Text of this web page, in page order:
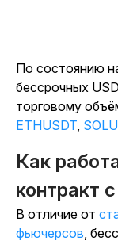
По состоянию
бессрочных
торговому
ETHUSDT
Как
контракт
В отличие от
фьючерсов ,